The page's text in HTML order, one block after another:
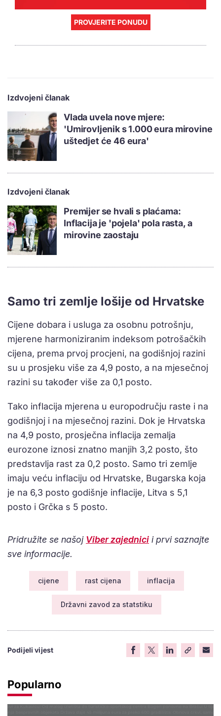
PROVJERITE PONUDU
Izdvojeni članak
Vlada uvela nove mjere:
'Umirovljenik s 1.000 eura mirovine
uštedjet će 46 eura'
Izdvojeni članak
Premijer se hvali s plaćama:
Inflacija je 'pojela' pola rasta, a
mirovine zaostaju
Samo tri zemlje lošije od Hrvatske
Cijene dobara i usluga za osobnu potrošnju,
mjerene harmoniziranim indeksom potrošačkih
cijena, prema prvoj procjeni, na godišnjoj razini
su u prosjeku više za 4,9 posto, a na mjesečnoj
razini su također više za 0,1 posto.
Tako inflacija mjerena u europodručju raste i na
godišnjoj i na mjesečnoj razini. Dok je Hrvatska
na 4,9 posto, prosječna inflacija zemalja
eurozone iznosi znatno manjih 3,2 posto, što
predstavlja rast za 0,2 posto. Samo tri zemlje
imaju veću inflaciju od Hrvatske, Bugarska koja
je na 6,3 posto godišnje inflacije, Litva s 5,1
posto i Grčka s 5 posto.
Pridružite se našoj Viber zajednici i prvi saznajte
sve informacije.
cijene rast cijena inflacija
Državni zavod za statstiku
Podijeli vijest
Popularno